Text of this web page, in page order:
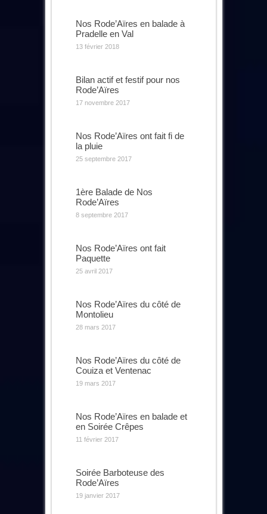
Nos Rode’Aïres en balade à
Pradelle en Val
13 février 2018
Bilan actif et festif pour nos
Rode’Aïres
17 novembre 2017
Nos Rode’Aïres ont fait fi de
la pluie
25 septembre 2017
1ère Balade de Nos
Rode’Aïres
8 septembre 2017
Nos Rode’Aïres ont fait
Paquette
25 avril 2017
Nos Rode’Aïres du côté de
Montolieu
28 mars 2017
Nos Rode’Aïres du côté de
Couiza et Ventenac
19 mars 2017
Nos Rode’Aïres en balade et
en Soirée Crêpes
11 février 2017
Soirée Barboteuse des
Rode’Aïres
19 janvier 2017